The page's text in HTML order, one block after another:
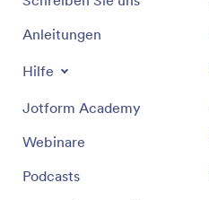
Anleitungen
Hilfe
Jotform Academy
Webinare
Podcasts